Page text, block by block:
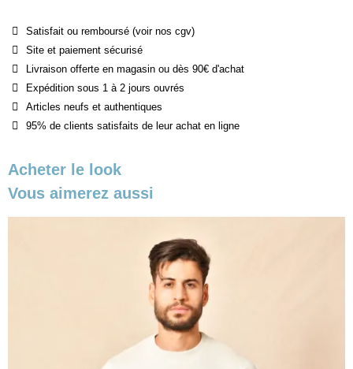
Satisfait ou remboursé (voir nos cgv)
Site et paiement sécurisé
Livraison offerte en magasin ou dès 90€ d'achat
Expédition sous 1 à 2 jours ouvrés
Articles neufs et authentiques
95% de clients satisfaits de leur achat en ligne
Acheter le look
Vous aimerez aussi